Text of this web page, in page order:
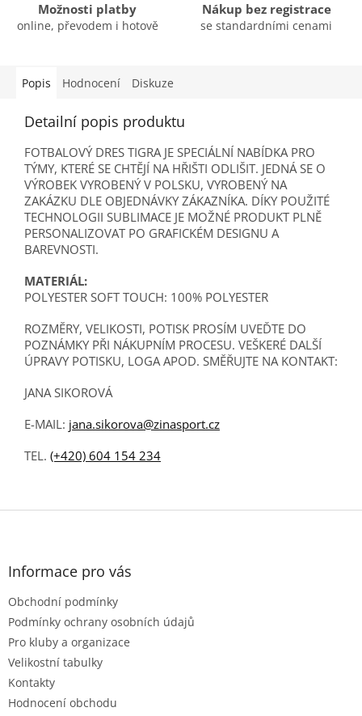
Možnosti platby
online, převodem i hotově
Nákup bez registrace
se standardními cenami
Popis Hodnocení Diskuze
Detailní popis produktu
FOTBALOVÝ DRES TIGRA JE SPECIÁLNÍ NABÍDKA PRO
TÝMY, KTERÉ SE CHTĚJÍ NA HŘIŠTI ODLIŠIT. JEDNÁ SE O
VÝROBEK VYROBENÝ V POLSKU, VYROBENÝ NA
ZAKÁZKU DLE OBJEDNÁVKY ZÁKAZNÍKA. DÍKY POUŽITÉ
TECHNOLOGII SUBLIMACE JE MOŽNÉ PRODUKT PLNĚ
PERSONALIZOVAT PO GRAFICKÉM DESIGNU A
BAREVNOSTI.
MATERIÁL:
POLYESTER SOFT TOUCH: 100% POLYESTER
ROZMĚRY, VELIKOSTI, POTISK PROSÍM UVEĎTE DO
POZNÁMKY PŘI NÁKUPNÍM PROCESU. VEŠKERÉ DALŠÍ
ÚPRAVY POTISKU, LOGA APOD. SMĚŘUJTE NA KONTAKT:
JANA SIKOROVÁ
E-MAIL: jana.sikorova@zinasport.cz
TEL. (+420) 604 154 234
Z
Informace pro vás
Obchodní podmínky
Podmínky ochrany osobních údajů
Pro kluby a organizace
Velikostní tabulky
Kontakty
Hodnocení obchodu